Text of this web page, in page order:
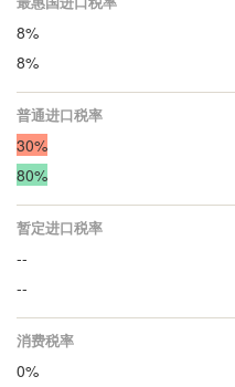
8%
8%
普通进口税率
30%
80%
暂定进口税率
--
--
消费税率
0%